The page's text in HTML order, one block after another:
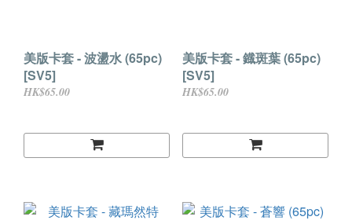
美版卡套 - 波盪水 (65pc)
[SV5]
HK$65.00
美版卡套 - 鐡斑葉 (65pc)
[SV5]
HK$65.00